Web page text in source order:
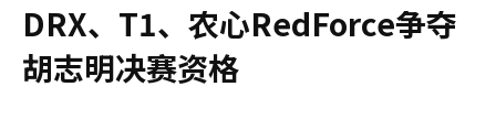
DRX、T1、农心RedForce争夺
胡志明决赛资格